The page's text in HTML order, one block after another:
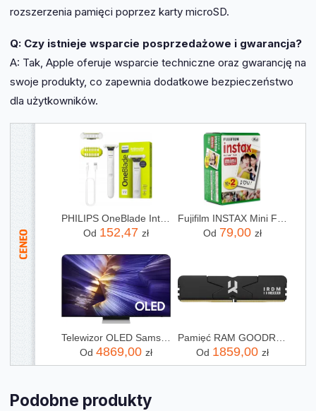
rozszerzenia pamięci poprzez karty microSD.
Q: Czy istnieje wsparcie posprzedażowe i gwarancja?
A: Tak, Apple oferuje wsparcie techniczne oraz gwarancję na
swoje produkty, co zapewnia dodatkowe bezpieczeństwo
dla użytkowników.
PHILIPS OneBlade Intimate QP1924/22
Od 152,47 zł
Od 79,00 zł
Telewizor OLED Samsung QE65S90FATXXH 65 cali 4K UHD
Od 4869,00 zł
Od 1859,00 zł
Podobne produkty